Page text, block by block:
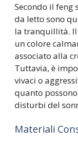
Secondo il feng
da letto sono
la tranquillità. Il
un colore
associato alla
Tuttavia, è
vivaci o
quanto
disturbi del
Materiali